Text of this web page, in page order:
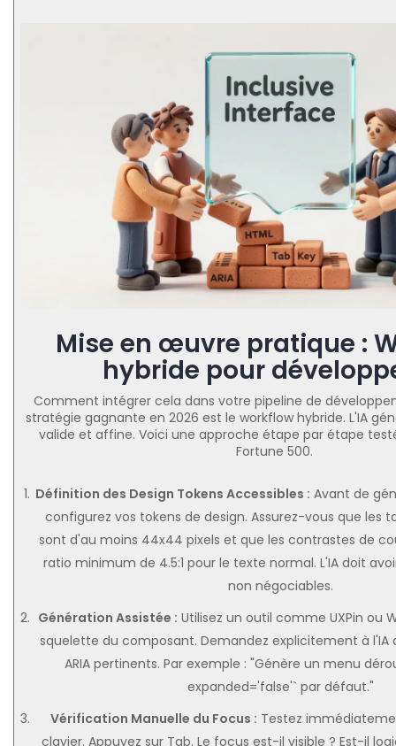
Mise en œuvre pratique :
hybride pour
Comment intégrer cela dans votre pipeline de
stratégie gagnante en 2026 est le workflow hybride. L'IA
valide et affine. Voici une approche étape par étape
Fortune 500.
Définition des Design Tokens Accessibles : Avant de
configurez vos tokens de design. Assurez-vous que les
sont d'au moins 44x44 pixels et que les contrastes de
ratio minimum de 4.5:1 pour le texte normal. L'IA doit
non négociables.
Génération Assistée : Utilisez un outil comme UXPin ou
squelette du composant. Demandez explicitement à l'IA
ARIA pertinents. Par exemple : "Génère un menu
expanded='false'` par défaut."
Vérification Manuelle du Focus : Testez
clavier. Appuyez sur Tab. Le focus est-il visible ? Est-il